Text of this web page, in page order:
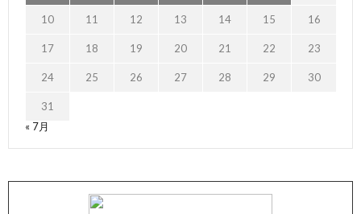
10 11 12 13 14 15 16
17 18 19 20 21 22 23
24 25 26 27 28 29 30
31
« 7月